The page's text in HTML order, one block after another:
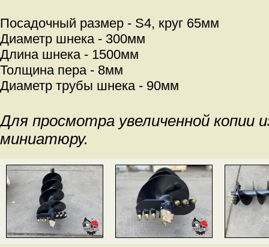
Посадочный размер - S4, круг 65мм
Диаметр шнека - 300мм
Длина шнека - 1500мм
Толщина пера - 8мм
Диаметр трубы шнека - 90мм
Для просмотра увеличенной копии
миниатюру.